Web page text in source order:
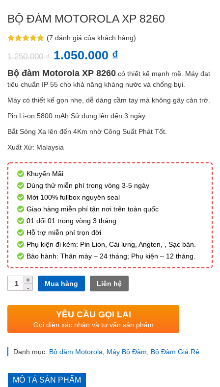
BỘ ĐÀM MOTOROLA XP 8260
dựa trên
(7 đánh giá của khách hàng)
1.250.000₫ 1.050.000 ₫
Bộ đàm Motorola XP 8260 có thiết kế mạnh mẽ. Máy đạt
tiêu chuẩn IP 55 cho khả năng kháng nước và chống bụi.
Máy có thiết kế gọn nhẹ, dễ dàng cầm tay mà không gây cản trở.
Pin Li-on 5800 mAh Sử dụng lên đến 3 ngày.
Bắt Sóng Xa lên đến 4Km nhờ Công Suất Phát Tốt.
Xuất Xứ: Malaysia
Khuyến Mãi
Dùng thử miễn phí trong vòng 3-5 ngày
Mới 100% fullbox nguyên seal
Giao hàng miễn phí tận nơi trên toàn quốc
01 đổi 01 trong vòng 3 tháng
Hỗ trợ miễn phí trọn đời
Phụ kiện đi kèm: Pin Lion, Cài lưng, Angten, , Sạc bàn.
Bảo hành: Thân máy – 24 tháng; Phụ kiện – 12 tháng.
Số
lượng
Mua hàng Liên hệ
YÊU CẦU GỌI LẠI
Gọi điện xác nhận và tư vấn sản phẩm
Danh mục: Bộ đàm Motorola Máy Bộ Đàm Bộ Đàm Giá Rẻ
MÔ TẢ SẢN PHẨM